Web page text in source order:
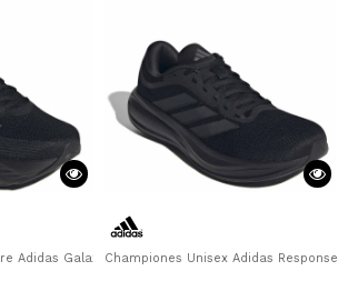
Adidas Galaxy 8 M Adidas - Negro
Championes Unisex Adidas Response